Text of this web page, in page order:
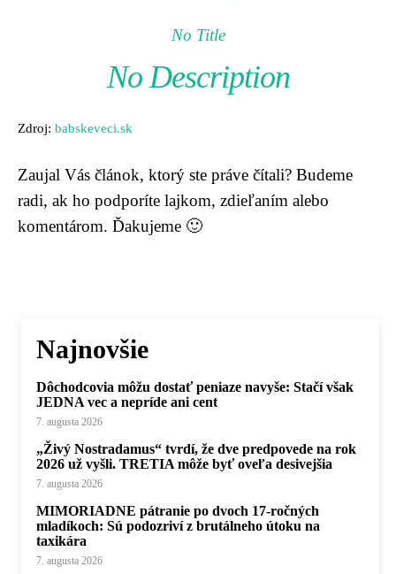
No Title
No Description
Zdroj: babskeveci.sk
Zaujal Vás článok, ktorý ste práve čítali? Budeme
radi, ak ho podporíte lajkom, zdieľaním alebo
komentárom. Ďakujeme 🙂
Najnovšie
Dôchodcovia môžu dostať peniaze navyše: Stačí však
JEDNA vec a nepríde ani cent
7. augusta 2026
„Živý Nostradamus“ tvrdí, že dve predpovede na rok
2026 už vyšli. TRETIA môže byť oveľa desivejšia
7. augusta 2026
MIMORIADNE pátranie po dvoch 17-ročných
mladíkoch: Sú podozriví z brutálneho útoku na
taxikára
7. augusta 2026